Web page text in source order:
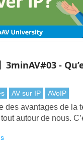
3minAV#03 -
AV sur IP AVoIP
des avantages de la
tout autour de nous.
vidéo et bien plus